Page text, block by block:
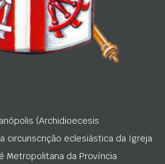
(Archidioecesis
circunscrição eclesiástica da Igreja
Metropolitana da Província